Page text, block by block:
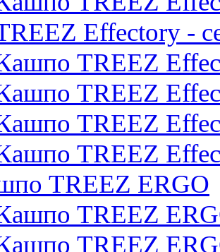
Effectory -
TREEZ
TREEZ
TREEZ
TREEZ
TREEZ ERGO
TREEZ
TREEZ